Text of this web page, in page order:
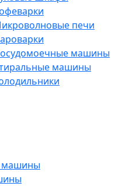
печи
машины
машины
машины